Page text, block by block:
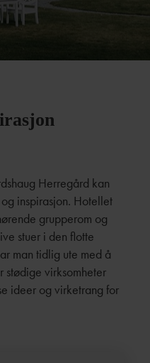
Herregård kan
inspirasjon. Hotellet
grupperom og
stuer i den flotte
man tidlig ute med å
virksomheter
ideer og virketrang for